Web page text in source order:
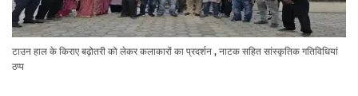
टाउन हाल के किराए बढ़ोतरी को लेकर कलाकारों का प्रदर्शन , नाटक सहित सांस्कृतिक गतिविधियां
ठप्प